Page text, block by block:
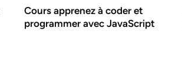
Cours apprenez à coder et
programmer avec JavaScript